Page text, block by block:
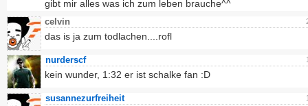
gibt mir alles was ich zum leben brauche^^
celvin
das is ja zum todlachen....rofl
nurderscf
kein wunder, 1:32 er ist schalke fan :D
susannezurfreiheit